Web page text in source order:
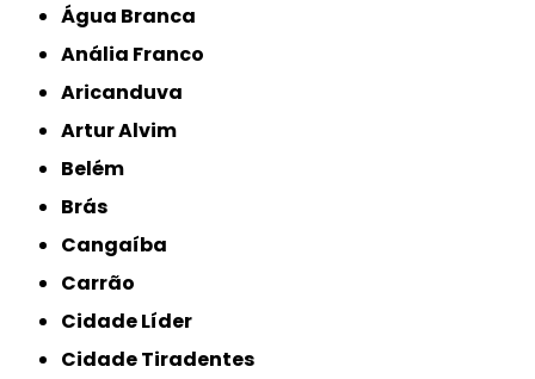
Água Branca
Anália Franco
Aricanduva
Artur Alvim
Belém
Brás
Cangaíba
Carrão
Cidade Líder
Cidade Tiradentes